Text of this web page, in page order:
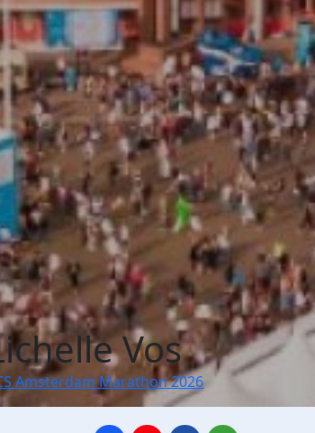
Vos
Amsterdam Marathon 2026